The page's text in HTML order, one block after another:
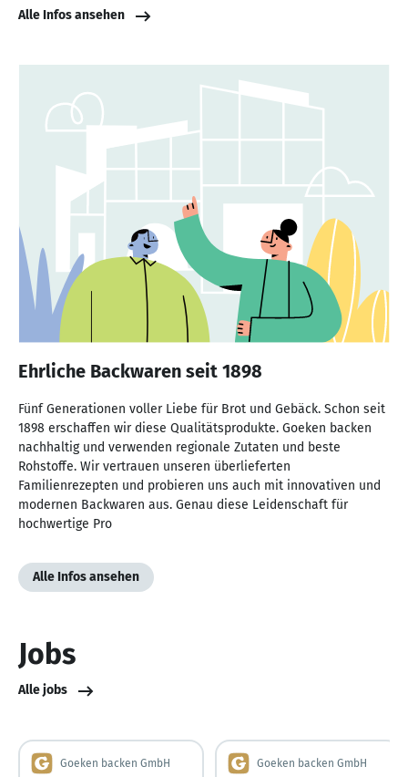
Alle Infos ansehen
Ehrliche Backwaren seit 1898
Fünf Generationen voller Liebe für Brot und Gebäck. Schon seit
1898 erschaffen wir diese Qualitätsprodukte. Goeken backen
nachhaltig und verwenden regionale Zutaten und beste
Rohstoffe. Wir vertrauen unseren überlieferten
Familienrezepten und probieren uns auch mit innovativen und
modernen Backwaren aus. Genau diese Leidenschaft für
hochwertige Pro
Alle Infos ansehen
Jobs
Alle jobs
Goeken backen GmbH Goeken backen GmbH